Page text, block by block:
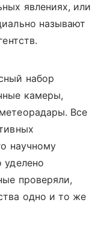
явлениях, или
называют
набор
камеры,
Все
научному
уделено
проверяли,
одно и то же